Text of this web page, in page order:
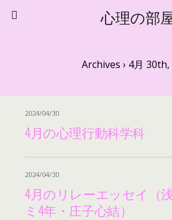
心理の部
Archives › 4月
2024/04/30
4月の心理行動科学科
2024/04/30
4月のリレーエッセイ（
ミ4年・庄子心結）